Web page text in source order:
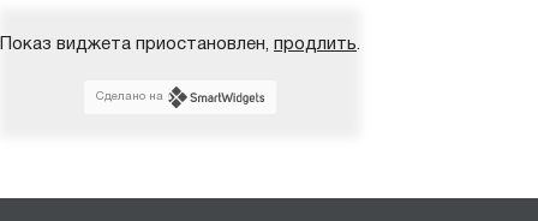
Показ виджета приостановлен, продлить.
Сделано на